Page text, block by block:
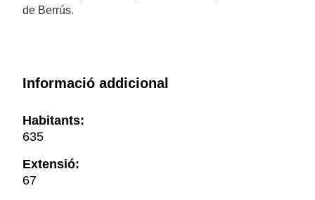
de Berrús.
Informació addicional
Habitants:
635
Extensió:
67